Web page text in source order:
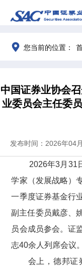
您当前的位置：
中国证券业协会
业委员会主任委
发布时间：2026年04
2026年3月 31
学家（发展战略）
一季度证券基金行
副主任委员戴彦、
员会成员参会。证
志40余人列席会议。
会上，德邦证